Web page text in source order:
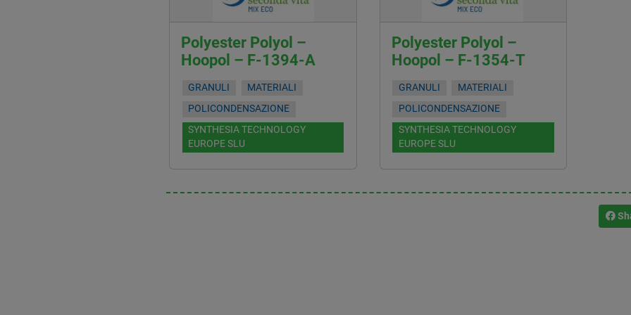
Polyester Polyol –
Hoopol – F-1394-A
GRANULI
MATERIALI
POLICONDENSAZIONE
SYNTHESIA TECHNOLOGY
EUROPE SLU
Polyester Polyol –
Hoopol – F-1354-T
GRANULI
MATERIALI
POLICONDENSAZIONE
SYNTHESIA TECHNOLOGY
EUROPE SLU